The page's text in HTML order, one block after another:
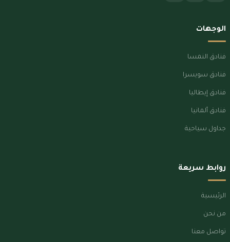
الوجهات
فنادق النمسا
فنادق سويسرا
فنادق إيطاليا
فنادق ألمانيا
جداول سياحية
روابط سريعة
الرئيسية
من نحن
تواصل معنا